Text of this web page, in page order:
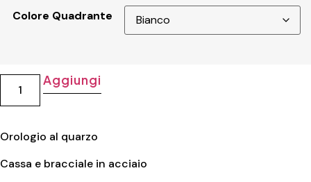
Colore Quadrante
Aggiungi
Orologio al quarzo
Cassa e bracciale in acciaio